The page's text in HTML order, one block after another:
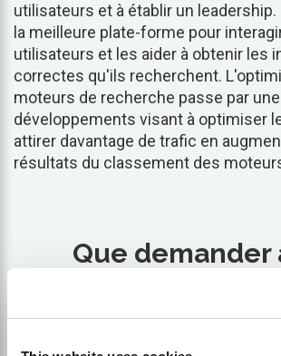
utilisateurs et à établir un
la meilleure plate-forme pour
utilisateurs et les aider à obtenir les
correctes qu'ils recherchent.
moteurs de recherche passe par
développements visant à optimiser
attirer davantage de trafic en
résultats du classement des
Que demander